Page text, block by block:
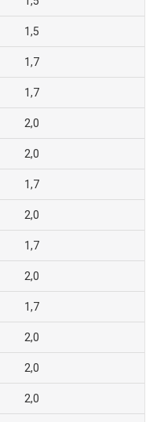
1,5
1,7
1,7
2,0
2,0
1,7
2,0
1,7
2,0
1,7
2,0
2,0
2,0